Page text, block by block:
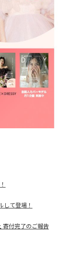
して登場！
寄付完了のご報告